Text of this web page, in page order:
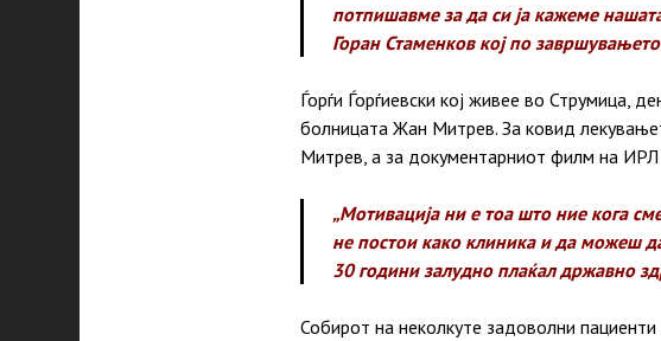
потпишавме за да си ја кажеме
Горан Стаменков кој по
Ѓорѓи Ѓорѓиевски кој живее во Струмица,
болницата Жан Митрев. За ковид
Митрев, а за документарниот филм на
„Мотивација ни е тоа што ние кога
не постои како клиника и да можеш
30 години залудно плаќал државно
Собирот на неколкуте задоволни